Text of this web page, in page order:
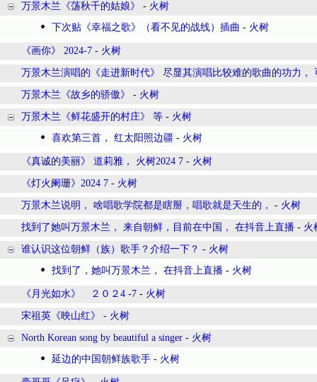
万景木兰《荡秋千的姑娘》 - 火树
下次贴《幸福之歌》（看不见的战线）插曲 - 火树
《画你》 2024-7 - 火树
万景木兰演唱的《走进新时代》 尽显其演唱比较难的歌曲的功力，
万景木兰《故乡的骄傲》 - 火树
万景木兰《鲜花盛开的村庄》 等 - 火树
喜欢第三首， 红太阳照边疆 - 火树
《真诚的美丽》 道莉雅， 火树2024 7 - 火树
《灯火阑珊》2024 7 - 火树
万景木兰说明， 啥唱歌学院都是瞎掰，唱歌就是天生的， - 火树
找到了她叫万景木兰， 来自朝鲜，目前在中国， 在抖音上直播 - 火
谁认识这位朝鲜（族）歌手？介绍一下？ - 火树
找到了，她叫万景木兰， 在抖音上直播 - 火树
《月光如水》 ２０２4 -7 - 火树
宋祖英《映山红》 - 火树
North Korean song by beautiful a singer - 火树
延边的中国朝鲜族歌手 - 火树